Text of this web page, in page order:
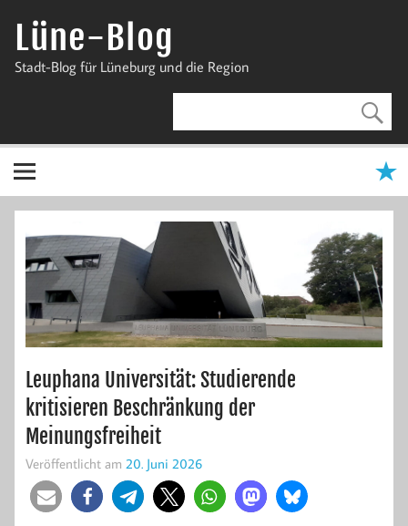
InhaltLüne-Blog
Stadt-Blog für Lüneburg und die Region
Leuphana Universität: Studierende
kritisieren Beschränkung der
Meinungsfreiheit
Veröffentlicht am 20. Juni 2026